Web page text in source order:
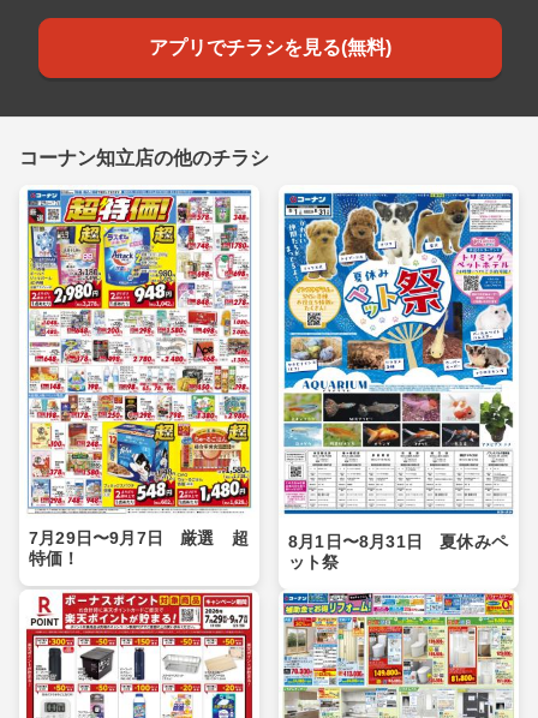
アプリでチラシを見る(無料)
コーナン知立店の他のチラシ
7月29日〜9月7日 厳選 超
特価！
8月1日〜8月31日 夏休みペ
ット祭